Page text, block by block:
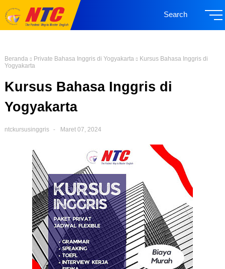
Search
Beranda Private Bahasa Inggris di Yogyakarta
Kursus Bahasa Inggris di
Yogyakarta
Kursus Bahasa Inggris di
Yogyakarta
ntckursusinggris Maret 07, 2024